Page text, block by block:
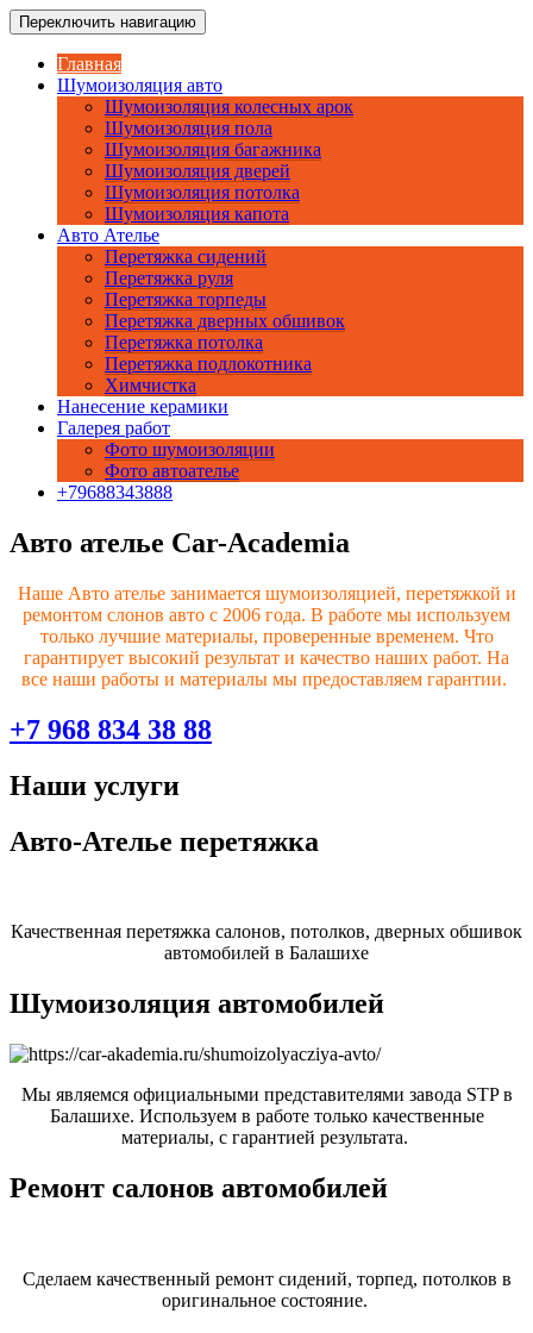
Перейти
к
содержимому
www.car-akademia.ru
Тюнинг Ателье автомобилей
Переключить навигацию
Главная
Шумоизоляция авто
Шумоизоляция колесных арок
Шумоизоляция пола
Шумоизоляция багажника
Шумоизоляция дверей
Шумоизоляция потолка
Шумоизоляция капота
Авто Ателье
Перетяжка сидений
Перетяжка руля
Перетяжка торпеды
Перетяжка дверных обшивок
Перетяжка потолка
Перетяжка подлокотника
Химчистка
Нанесение керамики
Галерея работ
Фото шумоизоляции
Фото автоателье
+79688343888
Авто ателье Car-Academia
Наше Авто ателье занимается шумоизоляцией, перетяжкой и
ремонтом слонов авто с 2006 года. В работе мы используем
только лучшие материалы, проверенные временем. Что
гарантирует высокий результат и качество наших работ. На
все наши работы и материалы мы предоставляем гарантии.
+7 968 834 38 88
Наши услуги
Авто-Ателье перетяжка
Качественная перетяжка салонов, потолков, дверных обшивок
автомобилей в Балашихе
Шумоизоляция автомобилей
Мы являемся официальными представителями завода STP в
Балашихе. Используем в работе только качественные
материалы, с гарантией результата.
Ремонт салонов автомобилей
Сделаем качественный ремонт сидений, торпед, потолков в
оригинальное состояние.